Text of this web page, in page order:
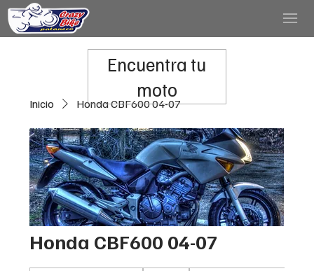
Inicio Honda CBF600 04-07
Honda CBF600 04-07
Encuentra tu
moto